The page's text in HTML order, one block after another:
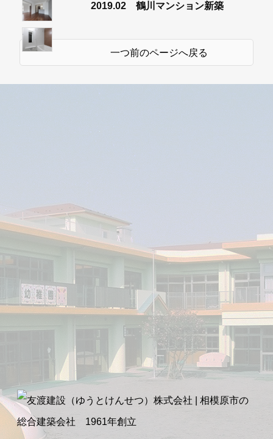
2019.02 鶴川マンション新築
一つ前のページへ戻る